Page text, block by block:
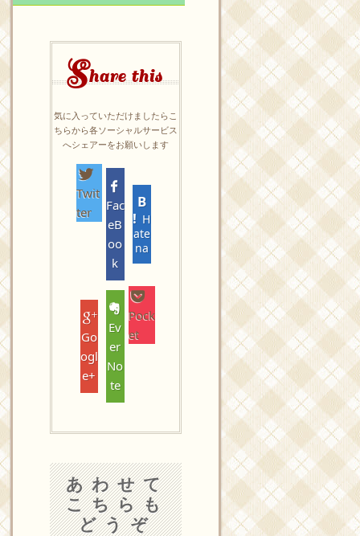
Share this
気に入っていただけましたらこ
ちらから各ソーシャルサービス
へシェアーをお願いします
Twit
ter
Fac
eB
oo
k
H
ate
na
Go
ogl
e+
Ev
er
No
te
Pock
et
あわせて
こちらも
どうぞ